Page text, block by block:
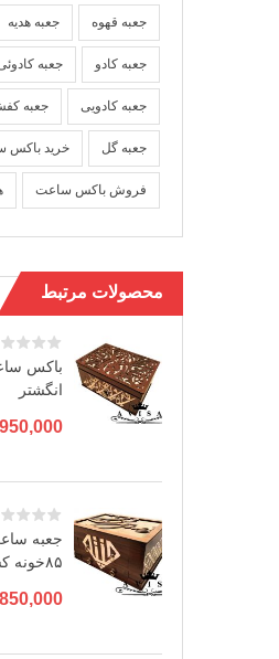
جعبه قهوه جعبه هدیه
جعبه کادو جعبه
جعبه کادویی جعبه
جعبه گل خرید باکس
فروش باکس ساعت
محصولات مرتبط
باکس
انگشتر
جعبه
۸۵خونه کشودار